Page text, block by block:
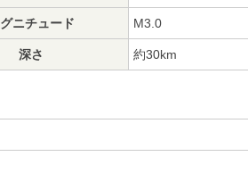
ニチュード M3.0
深さ 約30km